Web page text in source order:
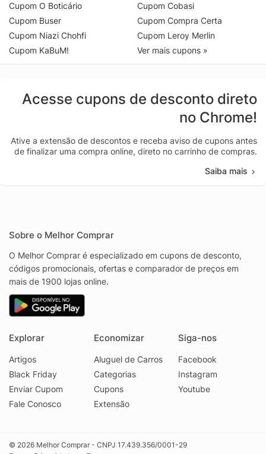
Cupom O Boticário
Cupom Buser
Cupom Niazi Chohfi
Cupom KaBuM!
Cupom Cobasi
Cupom Compra Certa
Cupom Leroy Merlin
Ver mais cupons »
Acesse cupons de desconto direto
no Chrome!
Ative a extensão de descontos e receba aviso de cupons antes
de finalizar uma compra online, direto no carrinho de compras.
Saiba mais
Sobre o Melhor Comprar
O Melhor Comprar é especializado em cupons de desconto,
códigos promocionais, ofertas e comparador de preços em
mais de 1900 lojas online.
Explorar
Artigos
Black Friday
Enviar Cupom
Fale Conosco
Economizar
Aluguel de Carros
Categorias
Cupons
Extensão
Siga-nos
Facebook
Instagram
Youtube
© 2026 Melhor Comprar - CNPJ 17.439.356/0001-29